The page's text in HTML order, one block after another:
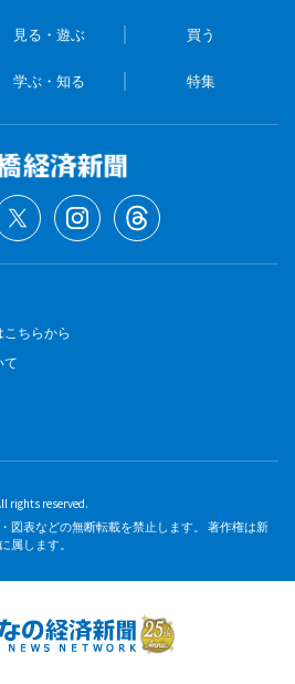
見る・遊ぶ 買う
学ぶ・知る 特集
ちらから
て
rights reserved.
図表などの無断転載を禁止します。 著作権は新
属します。